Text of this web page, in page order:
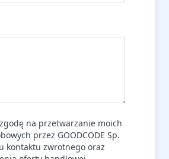
na przetwarzanie moich
przez GOODCODE Sp.
kontaktu zwrotnego oraz